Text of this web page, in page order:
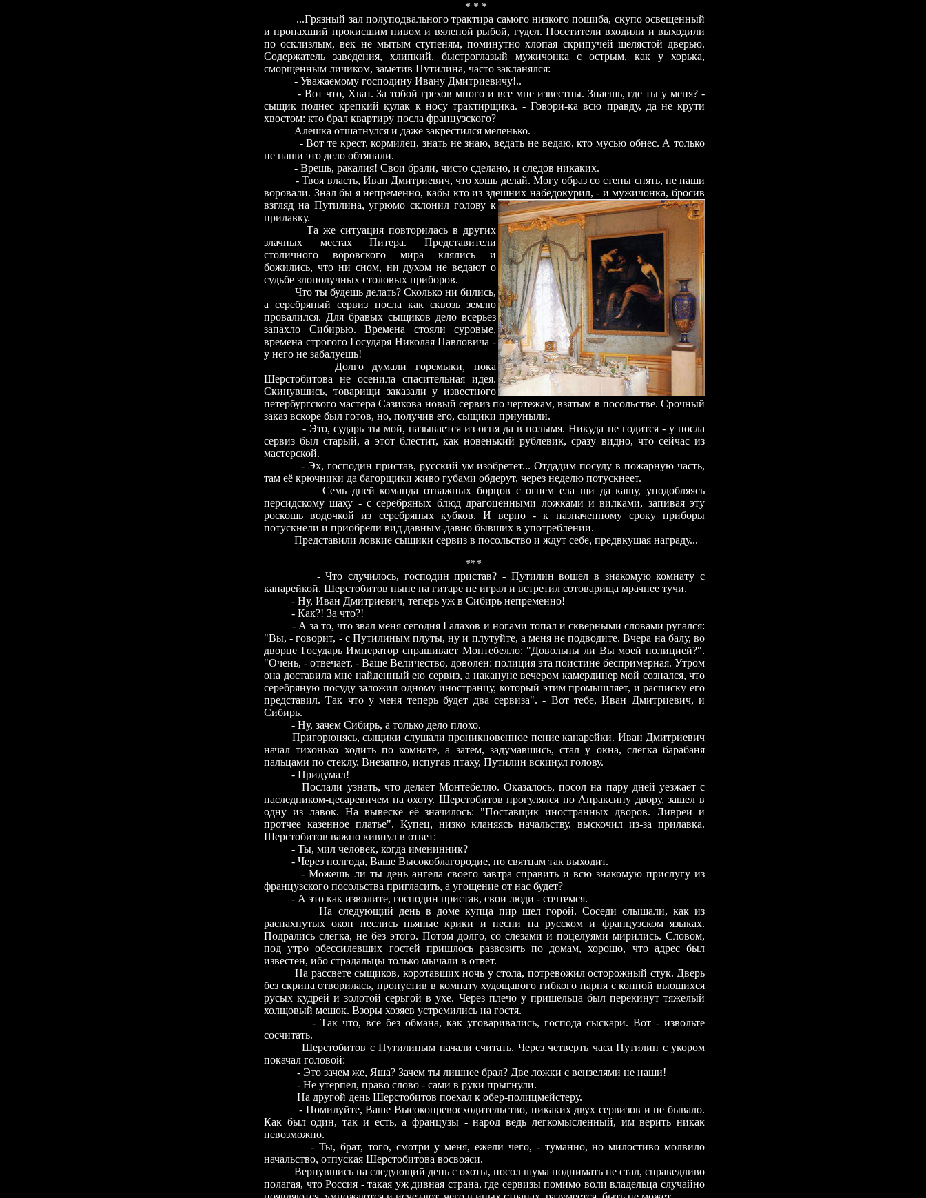
* * *
...Грязный зал полуподвального трактира самого низкого пошиба, скупо освещенный
и пропахший прокисшим пивом и вяленой рыбой, гудел. Посетители входили и выходили
по осклизлым, век не мытым ступеням, поминутно хлопая скрипучей щелястой дверью.
Содержатель заведения, хлипкий, быстроглазый мужичонка с острым, как у хорька,
сморщенным личиком, заметив Путилина, часто закланялся:
- Уважаемому господину Ивану Дмитриевичу!..
- Вот что, Хват. За тобой грехов много и все мне известны. Знаешь, где ты у меня? -
сыщик поднес крепкий кулак к носу трактирщика. - Говори-ка всю правду, да не крути
хвостом: кто брал квартиру посла французского?
Алешка отшатнулся и даже закрестился меленько.
- Вот те крест, кормилец, знать не знаю, ведать не ведаю, кто мусью обнес. А только
не наши это дело обтяпали.
- Врешь, ракалия! Свои брали, чисто сделано, и следов никаких.
- Твоя власть, Иван Дмитриевич, что хошь делай. Могу образ со стены снять, не наши
воровали. Знал бы я непременно, кабы кто из здешних набедокурил, - и мужичонка, бросив
взгляд на Путилина, угрюмо склонил голову к
прилавку.
Та же ситуация повторилась в других
злачных местах Питера. Представители
столичного воровского мира клялись и
божились, что ни сном, ни духом не ведают о
судьбе злополучных столовых приборов.
Что ты будешь делать? Сколько ни бились,
а серебряный сервиз посла как сквозь землю
провалился. Для бравых сыщиков дело всерьез
запахло Сибирью. Времена стояли суровые,
времена строгого Государя Николая Павловича -
у него не забалуешь!
Долго думали горемыки, пока
Шерстобитова не осенила спасительная идея.
Скинувшись, товарищи заказали у известного
петербургского мастера Сазикова новый сервиз по чертежам, взятым в посольстве. Срочный
заказ вскоре был готов, но, получив его, сыщики приуныли.
- Это, сударь ты мой, называется из огня да в полымя. Никуда не годится - у посла
сервиз был старый, а этот блестит, как новенький рублевик, сразу видно, что сейчас из
мастерской.
- Эх, господин пристав, русский ум изобретет... Отдадим посуду в пожарную часть,
там её крючники да багорщики живо губами обдерут, через неделю потускнеет.
Семь дней команда отважных борцов с огнем ела щи да кашу, уподобляясь
персидскому шаху - с серебряных блюд драгоценными ложками и вилками, запивая эту
роскошь водочкой из серебряных кубков. И верно - к назначенному сроку приборы
потускнели и приобрели вид давным-давно бывших в употреблении.
Представили ловкие сыщики сервиз в посольство и ждут себе, предвкушая награду...
***
- Что случилось, господин пристав? - Путилин вошел в знакомую комнату с
канарейкой. Шерстобитов ныне на гитаре не играл и встретил сотоварища мрачнее тучи.
- Ну, Иван Дмитриевич, теперь уж в Сибирь непременно!
- Как?! За что?!
- А за то, что звал меня сегодня Галахов и ногами топал и скверными словами ругался:
"Вы, - говорит, - с Путилиным плуты, ну и плутуйте, а меня не подводите. Вчера на балу, во
дворце Государь Император спрашивает Монтебелло: "Довольны ли Вы моей полицией?".
"Очень, - отвечает, - Ваше Величество, доволен: полиция эта поистине беспримерная. Утром
она доставила мне найденный ею сервиз, а накануне вечером камердинер мой сознался, что
серебряную посуду заложил одному иностранцу, который этим промышляет, и расписку его
представил. Так что у меня теперь будет два сервиза". - Вот тебе, Иван Дмитриевич, и
Сибирь.
- Ну, зачем Сибирь, а только дело плохо.
Пригорюнясь, сыщики слушали проникновенное пение канарейки. Иван Дмитриевич
начал тихонько ходить по комнате, а затем, задумавшись, стал у окна, слегка барабаня
пальцами по стеклу. Внезапно, испугав птаху, Путилин вскинул голову.
- Придумал!
Послали узнать, что делает Монтебелло. Оказалось, посол на пару дней уезжает с
наследником-цесаревичем на охоту. Шерстобитов прогулялся по Апраксину двору, зашел в
одну из лавок. На вывеске её значилось: "Поставщик иностранных дворов. Ливреи и
протчее казенное платье". Купец, низко кланяясь начальству, выскочил из-за прилавка.
Шерстобитов важно кивнул в ответ:
- Ты, мил человек, когда именинник?
- Через полгода, Ваше Высокоблагородие, по святцам так выходит.
- Можешь ли ты день ангела своего завтра справить и всю знакомую прислугу из
французского посольства пригласить, а угощение от нас будет?
- А это как изволите, господин пристав, свои люди - сочтемся.
На следующий день в доме купца пир шел горой. Соседи слышали, как из
распахнутых окон неслись пьяные крики и песни на русском и французском языках.
Подрались слегка, не без этого. Потом долго, со слезами и поцелуями мирились. Словом,
под утро обессилевших гостей пришлось развозить по домам, хорошо, что адрес был
известен, ибо страдальцы только мычали в ответ.
На рассвете сыщиков, коротавших ночь у стола, потревожил осторожный стук. Дверь
без скрипа отворилась, пропустив в комнату худощавого гибкого парня с копной вьющихся
русых кудрей и золотой серьгой в ухе. Через плечо у пришельца был перекинут тяжелый
холщовый мешок. Взоры хозяев устремились на гостя.
- Так что, все без обмана, как уговаривались, господа сыскари. Вот - извольте
сосчитать.
Шерстобитов с Путилиным начали считать. Через четверть часа Путилин с укором
покачал головой:
- Это зачем же, Яша? Зачем ты лишнее брал? Две ложки с вензелями не наши!
- Не утерпел, право слово - сами в руки прыгнули.
На другой день Шерстобитов поехал к обер-полицмейстеру.
- Помилуйте, Ваше Высокопревосходительство, никаких двух сервизов и не бывало.
Как был один, так и есть, а французы - народ ведь легкомысленный, им верить никак
невозможно.
- Ты, брат, того, смотри у меня, ежели чего, - туманно, но милостиво молвило
начальство, отпуская Шерстобитова восвояси.
Вернувшись на следующий день с охоты, посол шума поднимать не стал, справедливо
полагая, что Россия - такая уж дивная страна, где сервизы помимо воли владельца случайно